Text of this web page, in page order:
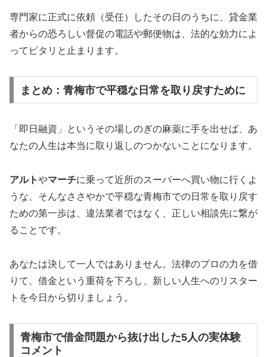
専門家に正式に依頼（受任）したその日のうちに、貸金業
者からの恐ろしい督促の電話や郵便物は、法的な効力によ
ってピタリと止まります。
まとめ：青梅市で平穏な日常を取り戻すために
「即日融資」というその場しのぎの麻薬に手を出せば、あ
なたの人生は本当に取り返しのつかないことになります。
アルトやマーチに乗って近所のスーパーへ買い物に行くよ
うな、そんなささやかで平穏な青梅市での日常を取り戻す
ための第一歩は、違法業者ではなく、正しい相談先に繋が
ることです。
あなたは決して一人ではありません。法律のプロの力を借
りて、借金という重荷を下ろし、新しい人生へのリスター
トを今日から切りましょう。
青梅市で借金問題から抜け出した5人の実体験
コメント